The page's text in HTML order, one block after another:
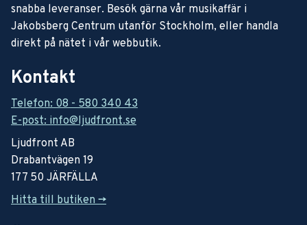
snabba leveranser. Besök gärna vår musikaffär i
Jakobsberg Centrum utanför Stockholm, eller handla
direkt på nätet i vår webbutik.
Kontakt
Telefon: 08 - 580 340 43
E-post: info@ljudfront.se
Ljudfront AB
Drabantvägen 19
177 50 JÄRFÄLLA
Hitta till butiken ->